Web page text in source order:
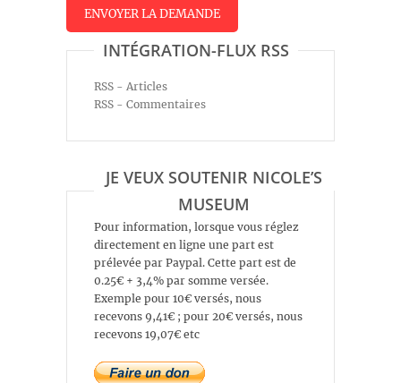
INTÉGRATION-FLUX RSS
RSS - Articles
RSS - Commentaires
JE VEUX SOUTENIR NICOLE’S
MUSEUM
Pour information, lorsque vous réglez
directement en ligne une part est
prélevée par Paypal. Cette part est de
0.25€ + 3,4% par somme versée.
Exemple pour 10€ versés, nous
recevons 9,41€ ; pour 20€ versés, nous
recevons 19,07€ etc